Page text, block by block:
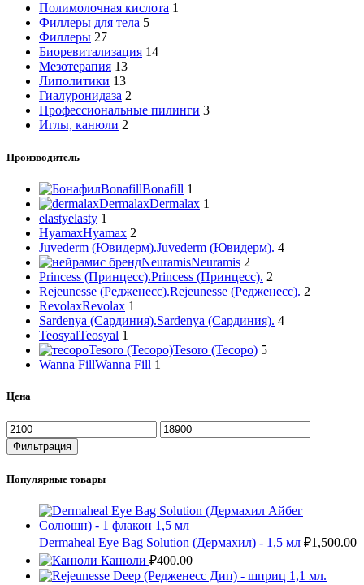
Полимолочная кислота 1
Филлеры для тела 5
Филлеры 27
Биоревитализация 14
Мезотерапия 13
Липолитики 13
Гиалуронидаза 2
Профессиональные пилинги 3
Иглы, канюли 2
Производитель
BonafillBonafill 1
DermalaxDermalax 1
elastyelasty 1
HyamaxHyamax 2
Juvederm (Ювидерм).Juvederm (Ювидерм). 4
NeuramisNeuramis 2
Princess (Принцесс).Princess (Принцесс). 2
Rejeunesse (Редженесс).Rejeunesse (Редженесс). 2
RevolaxRevolax 1
Sardenya (Сардиния).Sardenya (Сардиния). 4
TeosyalTeosyal 1
Tesoro (Тесоро)Tesoro (Тесоро) 5
Wanna FillWanna Fill 1
Цена
Минимальная
цена
Максимальная
цена
Фильтрация
Популярные товары
Dermaheal Eye Bag Solution (Дермахил) - 1,5 мл ₽1,500.00
Канюли ₽400.00